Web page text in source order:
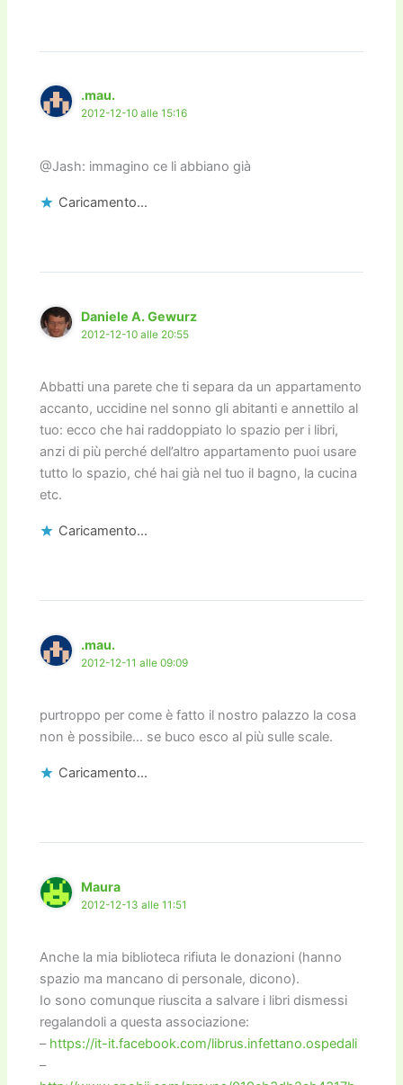
.mau.
2012-12-10 alle 15:16
@Jash: immagino ce li abbiano già
Caricamento...
Daniele A. Gewurz
2012-12-10 alle 20:55
Abbatti una parete che ti separa da un appartamento
accanto, uccidine nel sonno gli abitanti e annettilo al
tuo: ecco che hai raddoppiato lo spazio per i libri,
anzi di più perché dell’altro appartamento puoi usare
tutto lo spazio, ché hai già nel tuo il bagno, la cucina
etc.
Caricamento...
.mau.
2012-12-11 alle 09:09
purtroppo per come è fatto il nostro palazzo la cosa
non è possibile… se buco esco al più sulle scale.
Caricamento...
Maura
2012-12-13 alle 11:51
Anche la mia biblioteca rifiuta le donazioni (hanno
spazio ma mancano di personale, dicono).
Io sono comunque riuscita a salvare i libri dismessi
regalandoli a questa associazione:
– https://it-it.facebook.com/librus.infettano.ospedali
–